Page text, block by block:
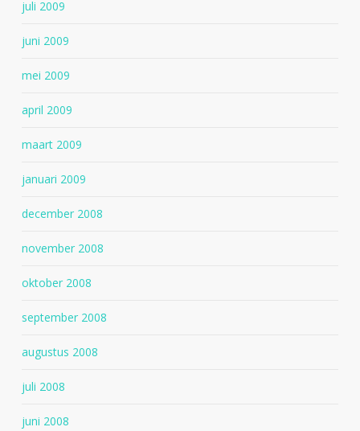
juli 2009
juni 2009
mei 2009
april 2009
maart 2009
januari 2009
december 2008
november 2008
oktober 2008
september 2008
augustus 2008
juli 2008
juni 2008